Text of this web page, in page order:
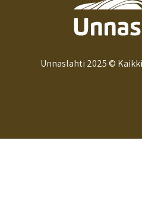
Unnaslahti 2025 ©